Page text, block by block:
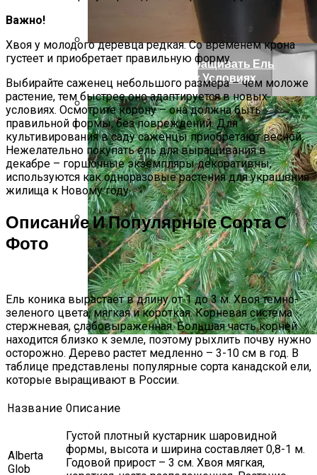
Курсы Сметчиков В Москве В ГЦДПО
Как Чистить И Проводить Техническое
Обслуживание Мясорубки
Как Правильно Выращивать Ель
Конику В Домашних Условиях
Лиственница: Описание, Уход И
Посадка, Размножение, Применение В
Саду, Фото
Важно!
Хвоя у молодого деревца редкая. Со временем крона
густеет и приобретает правильную форму.
Выбирайте саженец небольшого размера – чем моложе
растение, тем быстрее оно адаптируется в новых
условиях. Осмотрите корону – она должна быть
правильной формы, без повреждений. Для
культивирования в саду саженцы приобретают весной.
Нежелательно покупать ель для выращивания в
декабре – горшочные экземпляры декоративны,
используются как одноразовые растения для украшения
жилища к Новому году.
Описание И Популярные Сорта С
Фото
Ель коника вырастает в длину от 1 до 3 м. Хвоя темно-
зеленого цвета, мягкая и короткая. Корневая система
стержневая, слабовыраженная. Большая часть корней
находится близко к земле, поэтому рыхлить почву нужно
осторожно. Дерево растет медленно – 3-10 см в год. В
таблице представлены популярные сорта канадской ели,
которые выращивают в России.
Название Описание
Alberta
Glob
Густой плотный кустарник шаровидной
формы, высота и ширина составляет 0,8-1 м.
Годовой прирост – 3 см. Хвоя мягкая,